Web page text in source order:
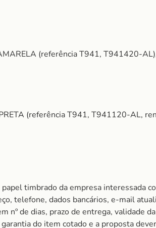
(referência T941, T941420-
(referência T941, T941120-AL,
timbrado da empresa interessada
telefone, dados bancários, e-mail
nº de dias, prazo de entrega, validade da
do item cotado e a proposta